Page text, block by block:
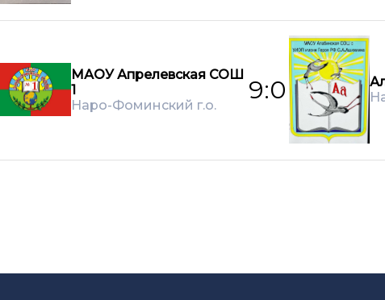
МАОУ Апрелевская СОШ
1
Наро-Фоминский г.о.
9:0